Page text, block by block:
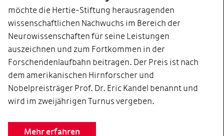
möchte die Hertie-Stiftung herausragenden
wissenschaftlichen Nachwuchs im Bereich der
Neurowissenschaften für seine Leistungen
auszeichnen und zum Fortkommen in der
Forschendenlaufbahn beitragen. Der Preis ist nach
dem amerikanischen Hirnforscher und
Nobelpreisträger Prof. Dr. Eric Kandel benannt und
wird im zweijährigen Turnus vergeben.
Mehr erfahren